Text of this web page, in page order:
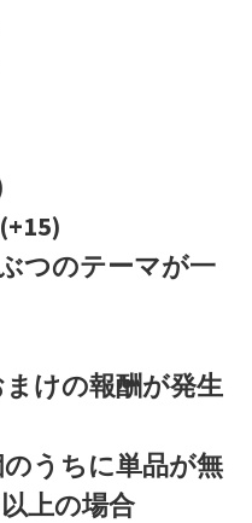
つのテーマが一
けの報酬が発生
のうちに単品が無
上の場合